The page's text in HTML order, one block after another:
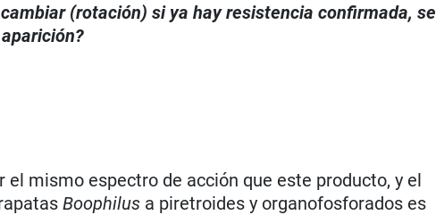
(rotación) si ya hay resistencia confirmada, se
mismo espectro de acción que este producto, y el
Boophilus a piretroides y organofosforados es